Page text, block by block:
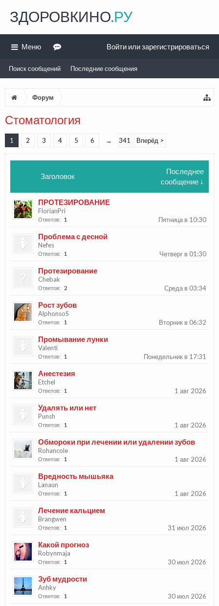
Форум
Стоматология
1 2 3 4 5 6 → 341 Вперёд >
Заголовок
Последнее
сообщение ↓
ПРОТЕЗИРОВАНИЕ
FlorianPri
Ответов: 1 Пятница в 10:30
Проблема с десной
Nefes
Ответов: 1 Четверг в 01:30
Протезирование
Chebak
Ответов: 2 Среда в 03:34
Рост зубов
AlphonsoS
Ответов: 1 Вторник в 06:32
Промывание лунки
Valenti
Ответов: 1 Понедельник в 17:31
Анестезия
Etchel
Ответов: 1 1 авг 2026
Удалять или нет
Punsh
Ответов: 1 1 авг 2026
Обмороки при лечении или удалении зубов
Rohancole
Ответов: 1 1 авг 2026
Вредность мышьяка
Lanaun
Ответов: 1 1 авг 2026
Лечение кальцием
Brangwen
Ответов: 1 31 июл 2026
Какой прогноз
Robynmaja
Ответов: 1 30 июл 2026
Зуб мудрости
Anhky
Ответов: 1 30 июл 2026
ЗДОРОВКИНО.РУ
Меню
Поиск сообщений Последние сообщения
Войти или зарегистрироваться